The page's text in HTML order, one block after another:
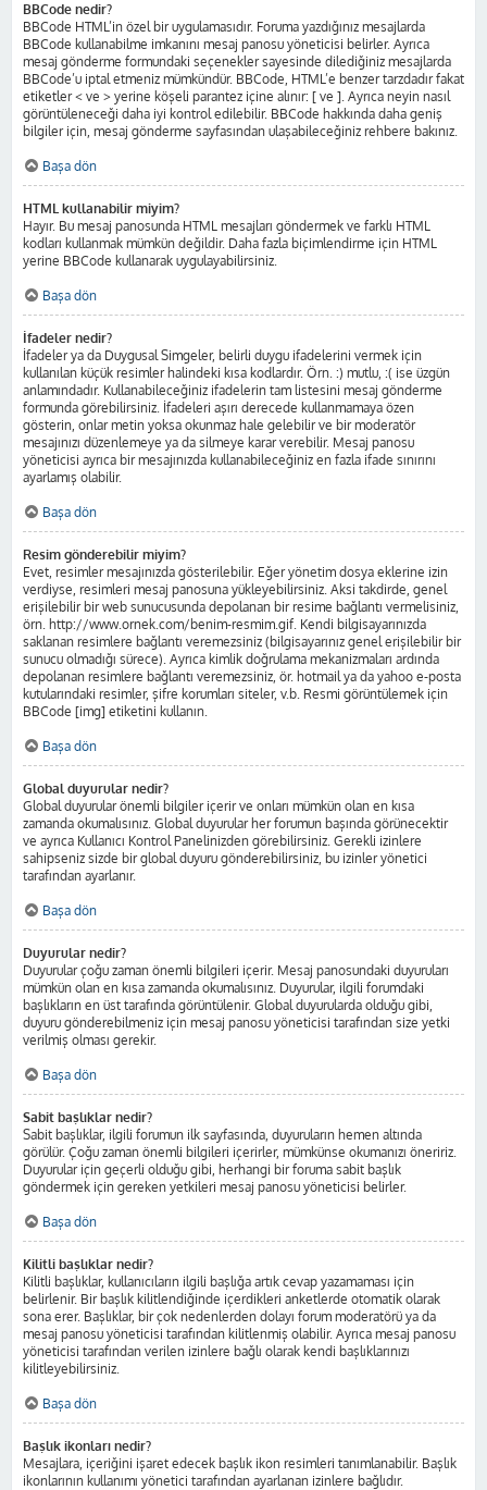
BBCode nedir?
BBCode HTML’in özel bir uygulamasıdır. Foruma yazdığınız mesajlarda
BBCode kullanabilme imkanını mesaj panosu yöneticisi belirler. Ayrıca
mesaj gönderme formundaki seçenekler sayesinde dilediğiniz mesajlarda
BBCode’u iptal etmeniz mümkündür. BBCode, HTML’e benzer tarzdadır fakat
etiketler < ve > yerine köşeli parantez içine alınır: [ ve ]. Ayrıca neyin nasıl
görüntüleneceği daha iyi kontrol edilebilir. BBCode hakkında daha geniş
bilgiler için, mesaj gönderme sayfasından ulaşabileceğiniz rehbere bakınız.
Başa dön
HTML kullanabilir miyim?
Hayır. Bu mesaj panosunda HTML mesajları göndermek ve farklı HTML
kodları kullanmak mümkün değildir. Daha fazla biçimlendirme için HTML
yerine BBCode kullanarak uygulayabilirsiniz.
Başa dön
İfadeler nedir?
İfadeler ya da Duygusal Simgeler, belirli duygu ifadelerini vermek için
kullanılan küçük resimler halindeki kısa kodlardır. Örn. :) mutlu, :( ise üzgün
anlamındadır. Kullanabileceğiniz ifadelerin tam listesini mesaj gönderme
formunda görebilirsiniz. İfadeleri aşırı derecede kullanmamaya özen
gösterin, onlar metin yoksa okunmaz hale gelebilir ve bir moderatör
mesajınızı düzenlemeye ya da silmeye karar verebilir. Mesaj panosu
yöneticisi ayrıca bir mesajınızda kullanabileceğiniz en fazla ifade sınırını
ayarlamış olabilir.
Başa dön
Resim gönderebilir miyim?
Evet, resimler mesajınızda gösterilebilir. Eğer yönetim dosya eklerine izin
verdiyse, resimleri mesaj panosuna yükleyebilirsiniz. Aksi takdirde, genel
erişilebilir bir web sunucusunda depolanan bir resime bağlantı vermelisiniz,
örn. http://www.ornek.com/benim-resmim.gif. Kendi bilgisayarınızda
saklanan resimlere bağlantı veremezsiniz (bilgisayarınız genel erişilebilir bir
sunucu olmadığı sürece). Ayrıca kimlik doğrulama mekanizmaları ardında
depolanan resimlere bağlantı veremezsiniz, ör. hotmail ya da yahoo e-posta
kutularındaki resimler, şifre korumları siteler, v.b. Resmi görüntülemek için
BBCode [img] etiketini kullanın.
Başa dön
Global duyurular nedir?
Global duyurular önemli bilgiler içerir ve onları mümkün olan en kısa
zamanda okumalısınız. Global duyurular her forumun başında görünecektir
ve ayrıca Kullanıcı Kontrol Panelinizden görebilirsiniz. Gerekli izinlere
sahipseniz sizde bir global duyuru gönderebilirsiniz, bu izinler yönetici
tarafından ayarlanır.
Başa dön
Duyurular nedir?
Duyurular çoğu zaman önemli bilgileri içerir. Mesaj panosundaki duyuruları
mümkün olan en kısa zamanda okumalısınız. Duyurular, ilgili forumdaki
başlıkların en üst tarafında görüntülenir. Global duyurularda olduğu gibi,
duyuru gönderebilmeniz için mesaj panosu yöneticisi tarafından size yetki
verilmiş olması gerekir.
Başa dön
Sabit başlıklar nedir?
Sabit başlıklar, ilgili forumun ilk sayfasında, duyuruların hemen altında
görülür. Çoğu zaman önemli bilgileri içerirler, mümkünse okumanızı öneririz.
Duyurular için geçerli olduğu gibi, herhangi bir foruma sabit başlık
göndermek için gereken yetkileri mesaj panosu yöneticisi belirler.
Başa dön
Kilitli başlıklar nedir?
Kilitli başlıklar, kullanıcıların ilgili başlığa artık cevap yazamaması için
belirlenir. Bir başlık kilitlendiğinde içerdikleri anketlerde otomatik olarak
sona erer. Başlıklar, bir çok nedenlerden dolayı forum moderatörü ya da
mesaj panosu yöneticisi tarafından kilitlenmiş olabilir. Ayrıca mesaj panosu
yöneticisi tarafından verilen izinlere bağlı olarak kendi başlıklarınızı
kilitleyebilirsiniz.
Başa dön
Başlık ikonları nedir?
Mesajlara, içeriğini işaret edecek başlık ikon resimleri tanımlanabilir. Başlık
ikonlarının kullanımı yönetici tarafından ayarlanan izinlere bağlıdır.